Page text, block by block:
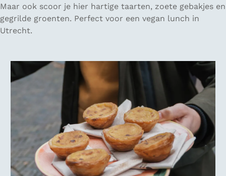
Maar ook scoor je hier hartige taarten, zoete gebakjes en
gegrilde groenten. Perfect voor een vegan lunch in
Utrecht.